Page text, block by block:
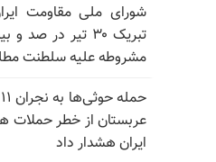
شورای ملی مقاومت
تبریک ۳۰ تیر در
مشروطه علیه سلطنت
عربستان از خطر حملات
ایران هشدار داد